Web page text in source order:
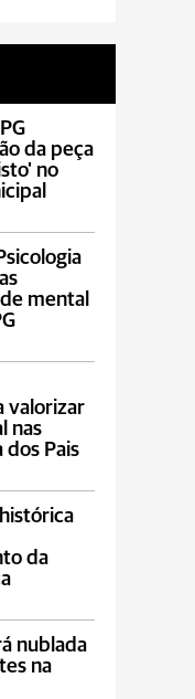
da peça
no
mental
valorizar
nas
dos Pais
da
nublada
na